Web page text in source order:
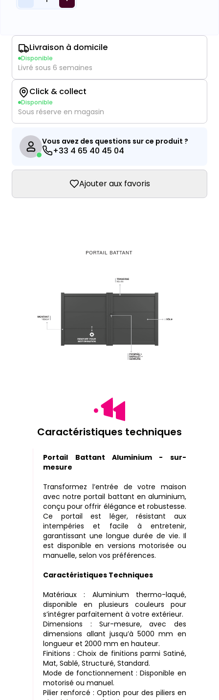
Livraison à domicile
Disponible
Livré sous 6 semaines
Click & collect
Disponible
Sous réserve en magasin
Vous avez des questions sur ce produit ?
+33 4 65 40 45 04
Ajouter aux favoris
Caractéristiques techniques
Portail Battant Aluminium - sur-
mesure
Transformez l’entrée de votre maison
avec notre portail battant en aluminium,
conçu pour offrir élégance et robustesse.
Ce portail est léger, résistant aux
intempéries et facile à entretenir,
garantissant une longue durée de vie. Il
est disponible en versions motorisée ou
manuelle, selon vos préférences.
Caractéristiques Techniques
Matériaux : Aluminium thermo-laqué,
disponible en plusieurs couleurs pour
s’intégrer parfaitement à votre extérieur.
Dimensions : Sur-mesure, avec des
dimensions allant jusqu’à 5000 mm en
longueur et 2000 mm en hauteur.
Finitions : Choix de finitions parmi Satiné,
Mat, Sablé, Structuré, Standard.
Mode de fonctionnement : Disponible en
motorisé ou manuel.
Pilier renforcé : Option pour des piliers en